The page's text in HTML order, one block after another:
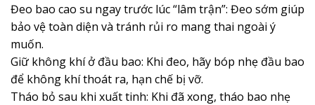
Đeo bao cao su ngay trước lúc “lâm trận”: Đeo sớm giúp
bảo vệ toàn diện và tránh rủi ro mang thai ngoài ý
muốn.
Giữ không khí ở đầu bao: Khi đeo, hãy bóp nhẹ đầu bao
để không khí thoát ra, hạn chế bị vỡ.
Tháo bỏ sau khi xuất tinh: Khi đã xong, tháo bao nhẹ